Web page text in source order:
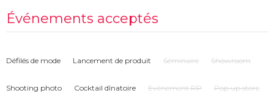
- Le BAR récemment refait à neuf, d'habillage neutre et de 7 mètres de
long permet un covering à votre image;
- Une PISTE CENTRALE court du Bar jusqu'à la cabine DJ en côtoyant
- Située au fond de l'établissement et en élévation face à la piste de danse, la
CABINE DJ est en deux parties afin que deux DJ puissent se produire.
Événements acceptés
Défilés de mode Lancement de produit Séminaire Showroom
Shooting photo Cocktail dînatoire Evénement RP Pop up store